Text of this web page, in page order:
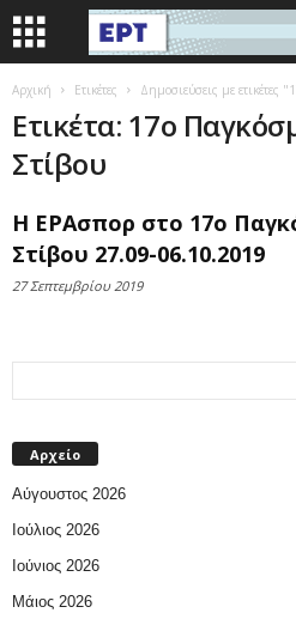
Αρχική Ετικέτες Δημοσιεύσεις με
Ετικέτα: 17ο
Στίβου
Η ΕΡΑσπορ στο 17ο
Στίβου 27.09-06.10.2019
27 Σεπτεμβρίου 2019
Αρχείο
Αύγουστος 2026
Ιούλιος 2026
Ιούνιος 2026
Μάιος 2026